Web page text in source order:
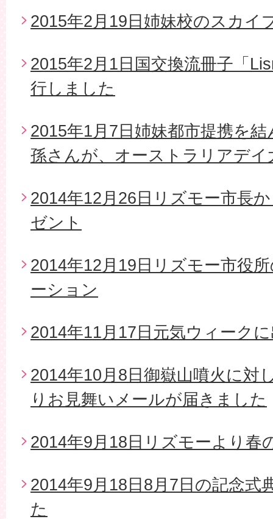
2015年2月19日姉妹校のスカイ
2015年2月1日国交換流冊子「
行しました
2015年1月7日姉妹都市提携を
孫さんが、オーストラリアデ
2014年12月26日リズモー市長
ゼント
2014年12月19日リズモー市役
ーション
2014年11月17日元気ウィーク
2014年10月8日御嶽山噴火に対
りお見舞いメールが届きました
2014年9月18日リズモーより春
2014年9月18日8月7日の記念式
た